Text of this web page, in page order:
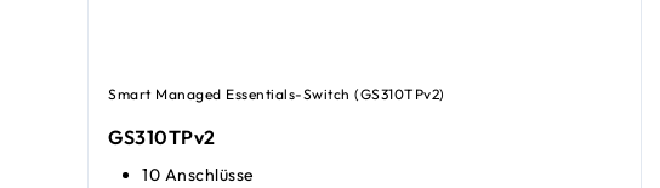
Smart Managed Essentials-Switch (GS310TPv2)
GS310TPv2
10 Anschlüsse